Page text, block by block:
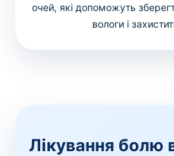
очей, які допоможуть
вологи і
Лікування болю